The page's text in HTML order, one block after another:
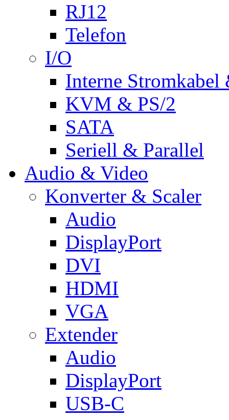
RJ12
Telefon
I/O
Interne Stromkabel
KVM & PS/2
SATA
Seriell & Parallel
Audio & Video
Konverter & Scaler
Audio
DisplayPort
DVI
HDMI
VGA
Extender
Audio
DisplayPort
USB-C